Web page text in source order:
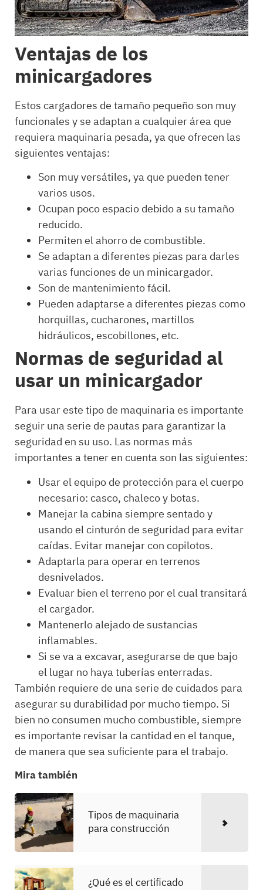
Ventajas de los
minicargadores
Estos cargadores de tamaño pequeño son muy
funcionales y se adaptan a cualquier área que
requiera maquinaria pesada, ya que ofrecen las
siguientes ventajas:
Son muy versátiles, ya que pueden tener
varios usos.
Ocupan poco espacio debido a su tamaño
reducido.
Permiten el ahorro de combustible.
Se adaptan a diferentes piezas para darles
varias funciones de un minicargador.
Son de mantenimiento fácil.
Pueden adaptarse a diferentes piezas como
horquillas, cucharones, martillos
hidráulicos, escobillones, etc.
Normas de seguridad al
usar un minicargador
Para usar este tipo de maquinaria es importante
seguir una serie de pautas para garantizar la
seguridad en su uso. Las normas más
importantes a tener en cuenta son las siguientes:
Usar el equipo de protección para el cuerpo
necesario: casco, chaleco y botas.
Manejar la cabina siempre sentado y
usando el cinturón de seguridad para evitar
caídas. Evitar manejar con copilotos.
Adaptarla para operar en terrenos
desnivelados.
Evaluar bien el terreno por el cual transitará
el cargador.
Mantenerlo alejado de sustancias
inflamables.
Si se va a excavar, asegurarse de que bajo
el lugar no haya tuberías enterradas.
También requiere de una serie de cuidados para
asegurar su durabilidad por mucho tiempo. Si
bien no consumen mucho combustible, siempre
es importante revisar la cantidad en el tanque,
de manera que sea suficiente para el trabajo.
Mira también
Tipos de maquinaria
para construcción
¿Qué es el certificado